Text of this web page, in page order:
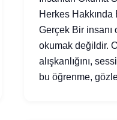
Herkes
Gerçek Bir
okumak değildir.
alışkanlığını,
bu öğrenme,